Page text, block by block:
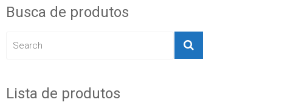
Busca de produtos
Lista de produtos